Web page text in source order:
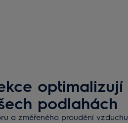
optimalizují
podlahách
a změřeného proudění vzduchu